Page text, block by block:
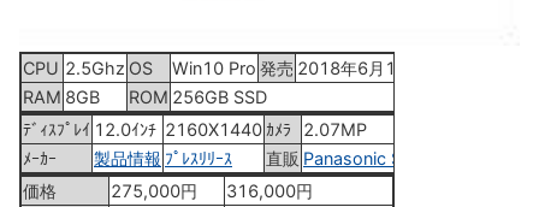
CPU 2.5Ghz OS Win10 Pro 発売 2018年6月15日
RAM 8GB ROM 256GB SSD
ﾃﾞｨｽﾌﾟﾚｲ 12.0ｲﾝﾁ 2160X1440 ｶﾒﾗ
2.07MP
ﾒｰｶｰ
製品情報 ﾌﾟﾚｽﾘﾘｰｽ 直販 Panasonic Store
価格
275,000円
316,000円